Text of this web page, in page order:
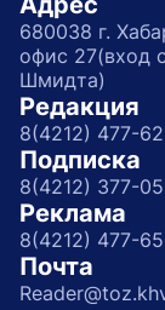
680038 г.
офис 27(вход
Шмидта)
Редакция
8(4212) 477-
Подписка
8(4212) 377-
Реклама
8(4212) 477-
Почта